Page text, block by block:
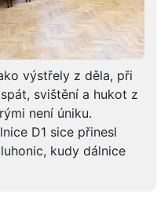
výstřely z děla, při
svištění a hukot z
není úniku.
D1 sice přinesl
kudy dálnice